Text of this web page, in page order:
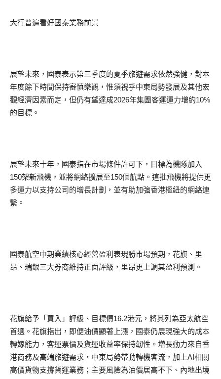
大行普遍看好國泰業務前景
展望未來，國泰表示第三季度的夏季旅遊需求依然強健，對本
年度餘下時間保持審慎樂觀，惟須視乎中東局勢發展及其他宏
觀經濟因素而定，但仍有望達成2026年集團客運運力增約10%
的目標。
展望未來十年，國泰指在市場條件許可下，目標為機隊加入
150架新飛機，並將網絡擴展至150個航點。這批飛機將提供更
多運力以支持公司的增長計劃，並有助加強香港樞紐的網絡連
繫。
國泰航空中期業績核心經營盈利表現勝市場預期，花旗、里
昂、瑞銀三大券商維持正面評級，里昂更上調其盈利預測。
花旗給予「買入」評級、目標價16.2港元，將其列為亞太航空
首選。花旗指出，即便油價顯著上漲，國泰仍展現強大的成本
轉嫁能力，客運票價及貨運收益率保持韌性。增長動力來自香
港商務及高端旅遊需求，中東局勢帶動轉機客流，加上AI相關
高價貨物支撐貨運業務；主要風險為油價居高不下、內地出境